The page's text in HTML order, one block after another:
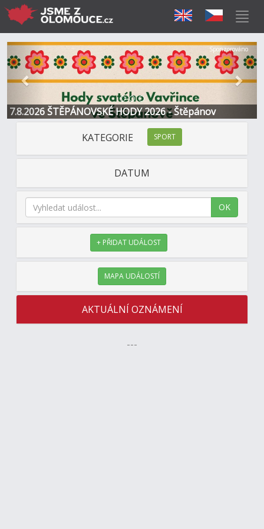
7.8.2026 ŠTĚPÁNOVSKÉ HODY 2026 - Štěpánov
Předchozí Další
Sponzorováno
KATEGORIE SPORT
DATUM
OK
+ PŘIDAT UDÁLOST
MAPA UDÁLOSTÍ
AKTUÁLNÍ OZNÁMENÍ
---